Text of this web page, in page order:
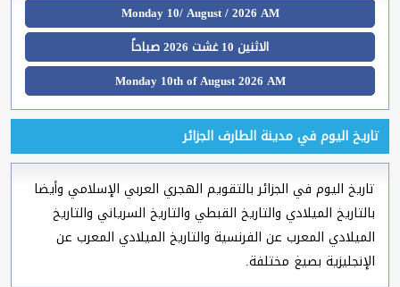
Monday 10/ August / 2026 AM
الاثنين 10 غشت 2026 صباحاً
Monday 10th of August 2026 AM
تاريخ اليوم في مدينة الطارف الجزائر
تاريخ اليوم في الجزائر بالتقويم الهجري العربي الإسلامي وأيضا
بالتاريخ الميلادي والتاريخ القبطي والتاريخ السرياني والتاريخ
الميلادي المعرب عن الفرنسية والتاريخ الميلادي المعرب عن
الإنجليزية بصيغ مختلفة.